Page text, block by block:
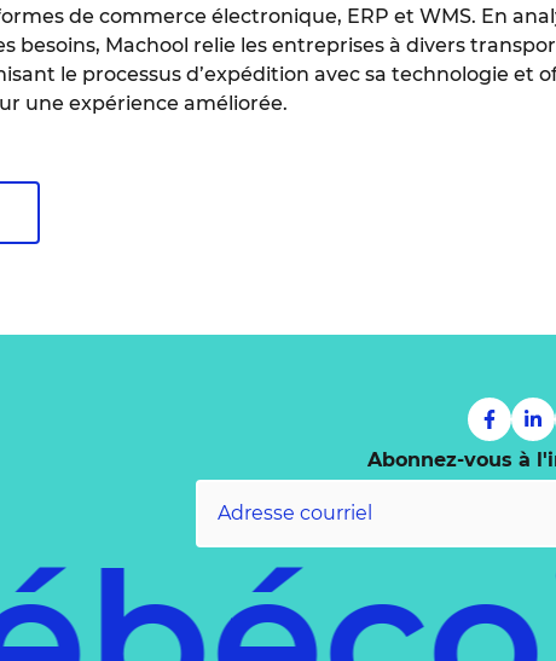
de commerce électronique, ERP et WMS. En
besoins, Machool relie les entreprises à divers
le processus d’expédition avec sa technologie et
une expérience améliorée.
Abonnez-vous à